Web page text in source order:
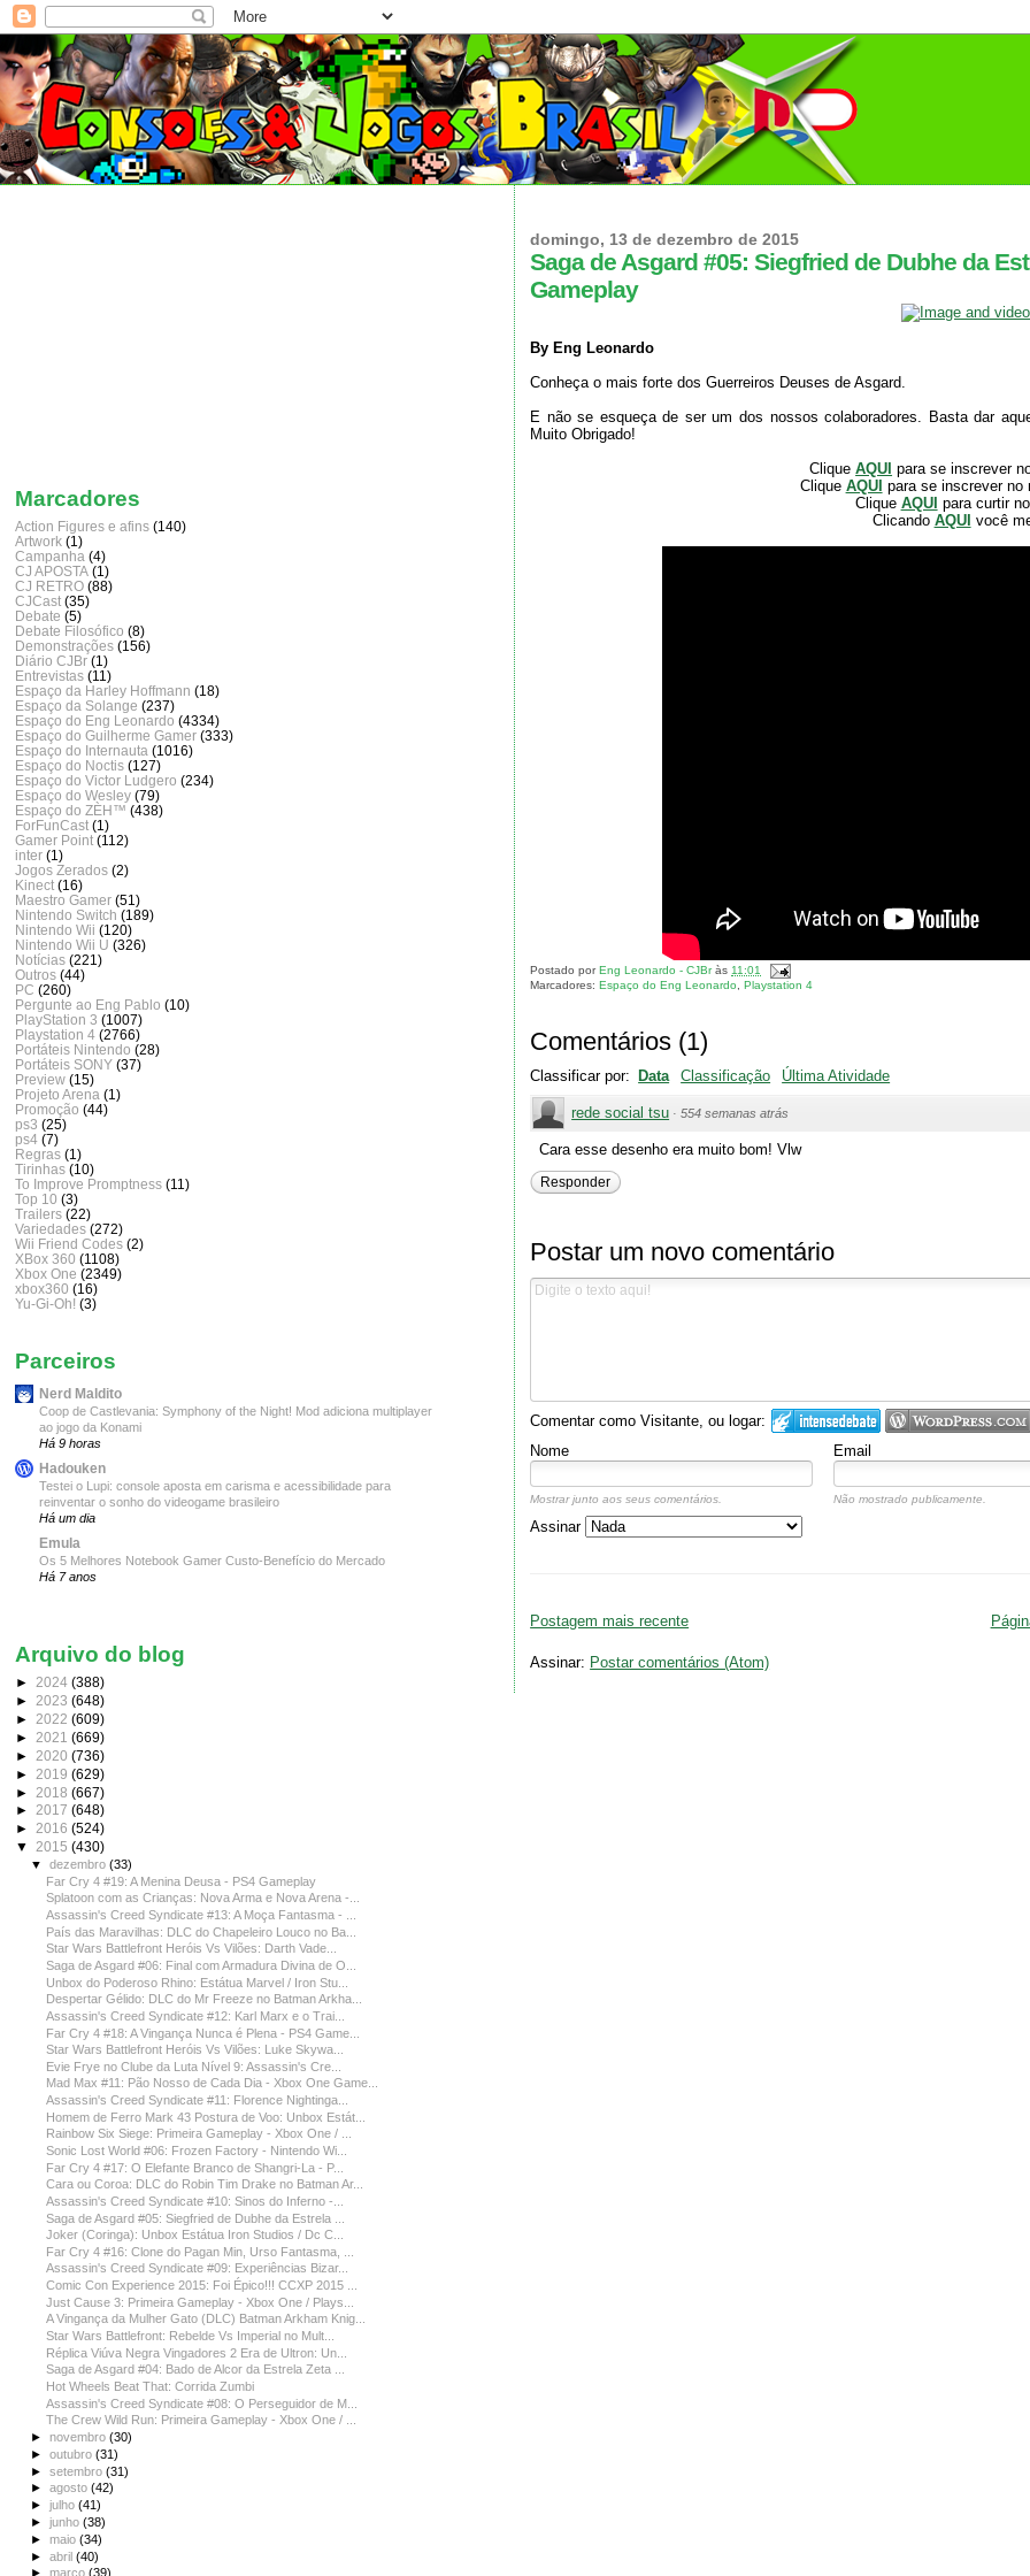
domingo, 13 de dezembro de 2015
Saga de Asgard #05: Siegfried de Dubhe da
Gameplay
By Eng Leonardo
Conheça o mais forte dos Guerreiros Deuses de Asgard.
E não se esqueça de ser um dos nossos colaboradores. Basta dar
Muito Obrigado!
CliqueAQUI para se inscrever
Clique AQUI para se inscrever no
Clique AQUI para curtir
Clicando AQUI você
Postado porEng Leonardo - CJBràs11:01
Marcadores:Espaço do Eng Leonardo ,Playstation 4
Comentários (1)
Classificar por: Data Classificação Última Atividade
rede social tsu ·554 semanas atrás
Cara esse desenho era muito bom! Vlw
Responder
Postar um novo comentário
Comentar como Visitante, ou logar:
Nome Email
Mostrar junto aos seus comentários. Não mostrado publicamente.
Assinar
Postagem mais recente
Assinar: Postar comentários (Atom)
Marcadores
Action Figures e afins (140)
Artwork (1)
Campanha (4)
CJ APOSTA (1)
CJ RETRO (88)
CJCast (35)
Debate (5)
Debate Filosófico (8)
Demonstrações (156)
Diário CJBr (1)
Entrevistas (11)
Espaço da Harley Hoffmann (18)
Espaço da Solange (237)
Espaço do Eng Leonardo (4334)
Espaço do Guilherme Gamer (333)
Espaço do Internauta (1016)
Espaço do Noctis (127)
Espaço do Victor Ludgero (234)
Espaço do Wesley (79)
Espaço do ZÈH™ (438)
ForFunCast (1)
Gamer Point (112)
inter (1)
Jogos Zerados (2)
Kinect (16)
Maestro Gamer (51)
Nintendo Switch (189)
Nintendo Wii (120)
Nintendo Wii U (326)
Notícias (221)
Outros (44)
PC (260)
Pergunte ao Eng Pablo (10)
PlayStation 3 (1007)
Playstation 4 (2766)
Portáteis Nintendo (28)
Portáteis SONY (37)
Preview (15)
Projeto Arena (1)
Promoção (44)
ps3 (25)
ps4 (7)
Regras (1)
Tirinhas (10)
To Improve Promptness (11)
Top 10 (3)
Trailers (22)
Variedades (272)
Wii Friend Codes (2)
XBox 360 (1108)
Xbox One (2349)
xbox360 (16)
Yu-Gi-Oh! (3)
Parceiros
Nerd Maldito
Coop de Castlevania: Symphony of the Night! Mod adiciona multiplayer
ao jogo da Konami
Há 9 horas
Hadouken
Testei o Lupi: console aposta em carisma e acessibilidade para
reinventar o sonho do videogame brasileiro
Há um dia
Emula
Os 5 Melhores Notebook Gamer Custo-Benefício do Mercado
Há 7 anos
Arquivo do blog
► 2024 (388)
► 2023 (648)
► 2022 (609)
► 2021 (669)
► 2020 (736)
► 2019 (629)
► 2018 (667)
► 2017 (648)
► 2016 (524)
▼ 2015 (430)
▼dezembro(33)
Far Cry 4 #19: A Menina Deusa - PS4 Gameplay
Splatoon com as Crianças: Nova Arma e Nova Arena -...
Assassin's Creed Syndicate #13: A Moça Fantasma - ...
País das Maravilhas: DLC do Chapeleiro Louco no Ba...
Star Wars Battlefront Heróis Vs Vilões: Darth Vade...
Saga de Asgard #06: Final com Armadura Divina de O...
Unbox do Poderoso Rhino: Estátua Marvel / Iron Stu...
Despertar Gélido: DLC do Mr Freeze no Batman Arkha...
Assassin's Creed Syndicate #12: Karl Marx e o Trai...
Far Cry 4 #18: A Vingança Nunca é Plena - PS4 Game...
Star Wars Battlefront Heróis Vs Vilões: Luke Skywa...
Evie Frye no Clube da Luta Nível 9: Assassin's Cre...
Mad Max #11: Pão Nosso de Cada Dia - Xbox One Game...
Assassin's Creed Syndicate #11: Florence Nightinga...
Homem de Ferro Mark 43 Postura de Voo: Unbox Estát...
Rainbow Six Siege: Primeira Gameplay - Xbox One / ...
Sonic Lost World #06: Frozen Factory - Nintendo Wi...
Far Cry 4 #17: O Elefante Branco de Shangri-La - P...
Cara ou Coroa: DLC do Robin Tim Drake no Batman Ar...
Assassin's Creed Syndicate #10: Sinos do Inferno -...
Saga de Asgard #05: Siegfried de Dubhe da Estrela ...
Joker (Coringa): Unbox Estátua Iron Studios / Dc C...
Far Cry 4 #16: Clone do Pagan Min, Urso Fantasma, ...
Assassin's Creed Syndicate #09: Experiências Bizar...
Comic Con Experience 2015: Foi Épico!!! CCXP 2015 ...
Just Cause 3: Primeira Gameplay - Xbox One / Plays...
A Vingança da Mulher Gato (DLC) Batman Arkham Knig...
Star Wars Battlefront: Rebelde Vs Imperial no Mult...
Réplica Viúva Negra Vingadores 2 Era de Ultron: Un...
Saga de Asgard #04: Bado de Alcor da Estrela Zeta ...
Hot Wheels Beat That: Corrida Zumbi
Assassin's Creed Syndicate #08: O Perseguidor de M...
The Crew Wild Run: Primeira Gameplay - Xbox One / ...
►novembro(30)
►outubro(31)
►setembro(31)
►agosto(42)
►julho(41)
►junho(38)
►maio(34)
►abril(40)
►março(39)